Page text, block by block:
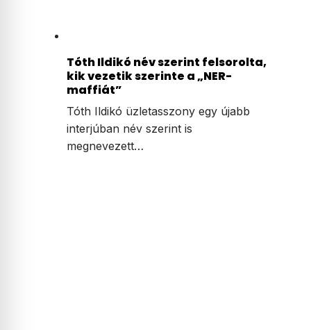
Tóth Ildikó név szerint felsorolta,
kik vezetik szerinte a „NER-
maffiát”
Tóth Ildikó üzletasszony egy újabb
interjúban név szerint is
megnevezett…